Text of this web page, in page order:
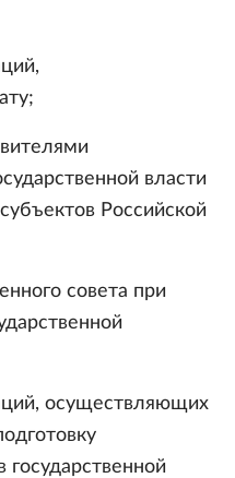
власти
Российской
совета при
осуществляющих
государственной